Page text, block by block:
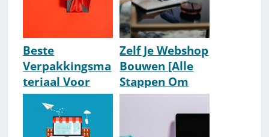
Beste
Verpakkingsma
teriaal Voor
Webshops [#1
Groothandel
Aanrader]
Zelf Je Webshop
Bouwen [Alle
Stappen Om
Zelf Te Maken]